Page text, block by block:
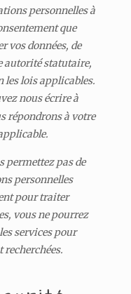
personnelles à
que
vos données, de
autorité statutaire,
les lois applicables.
nous écrire à
répondrons à votre
permettez pas de
personnelles
pour traiter
vous ne pourrez
services pour